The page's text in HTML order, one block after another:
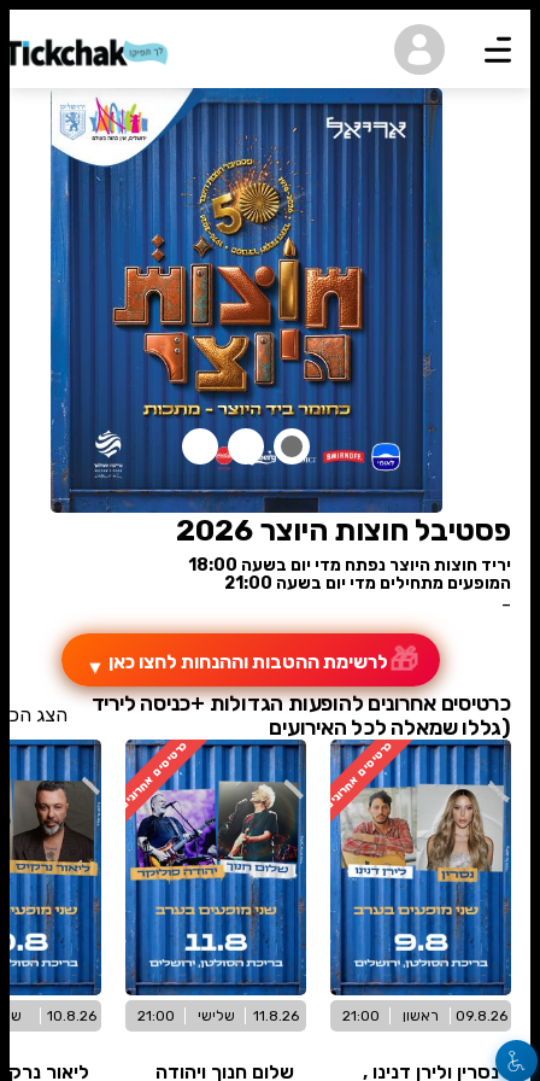
נגישות
פסטיבל חוצות היוצר 2026
יריד חוצות היוצר נפתח מדי יום בשעה 18:00
המופעים מתחילים מדי יום בשעה 21:00
-
🎁לרשימת ההטבות וההנחות לחצו כאן ▼
כרטיסים אחרונים להופעות הגדולות +כניסה ליריד
(גללו שמאלה לכל האירועים
הצג הכל
כרטיסים אחרונים
09.8.26 ראשון 21:00
נסרין ולירן דנינו ,
כרטיסים אחרונים
11.8.26 שלישי 21:00
שלום חנוך ויהודה
10.8.26 שני
ליאור